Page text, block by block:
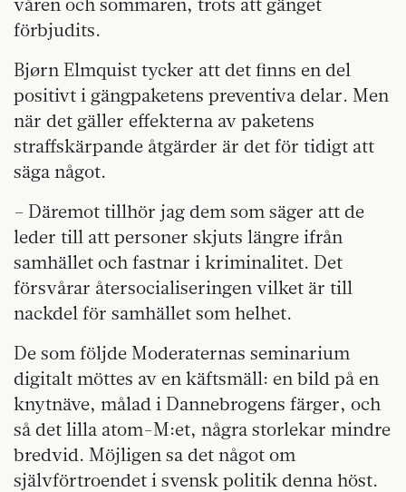
förbjudits.
Bjørn Elmquist tycker att det finns en del
positivt i gängpaketens preventiva delar. Men
när det gäller effekterna av paketens
straffskärpande åtgärder är det för tidigt att
säga något.
– Däremot tillhör jag dem som säger att de
leder till att personer skjuts längre ifrån
samhället och fastnar i kriminalitet. Det
försvårar återsocialiseringen vilket är till
nackdel för samhället som helhet.
De som följde Moderaternas seminarium
digitalt möttes av en käftsmäll: en bild på en
knytnäve, målad i Dannebrogens färger, och
så det lilla atom-M:et, några storlekar mindre
bredvid. Möjligen sa det något om
självförtroendet i svensk politik denna höst.